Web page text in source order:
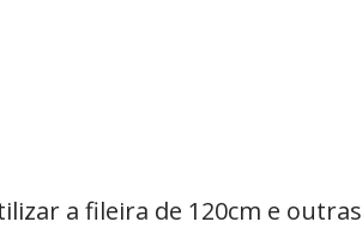
a fileira de 120cm e outras